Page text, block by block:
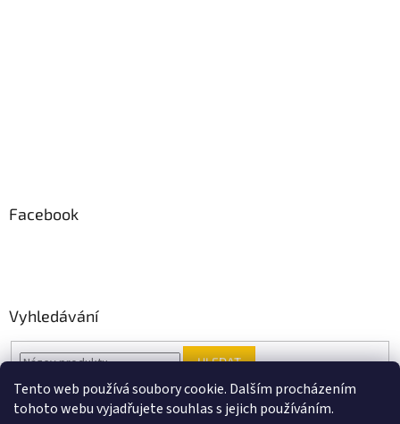
Tento web používá soubory cookie. Dalším procházením
tohoto webu vyjadřujete souhlas s jejich používáním.
Facebook
Vyhledávání
HLEDAT